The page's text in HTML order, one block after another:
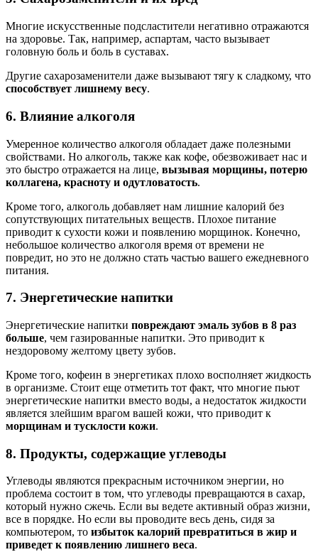
Многие искусственные подсластители негативно отражаются
на здоровье. Так, например, аспартам, часто вызывает
головную боль и боль в суставах.
Другие сахарозаменители даже вызывают тягу к сладкому, что
способствует лишнему весу.
6. Влияние алкоголя
Умеренное количество алкоголя обладает даже полезными
свойствами. Но алкоголь, также как кофе, обезвоживает нас и
это быстро отражается на лице, вызывая морщины, потерю
коллагена, красноту и одутловатость.
Кроме того, алкоголь добавляет нам лишние калорий без
сопутствующих питательных веществ. Плохое питание
приводит к сухости кожи и появлению морщинок. Конечно,
небольшое количество алкоголя время от времени не
повредит, но это не должно стать частью вашего ежедневного
питания.
7. Энергетические напитки
Энергетические напитки повреждают эмаль зубов в 8 раз
больше, чем газированные напитки. Это приводит к
нездоровому желтому цвету зубов.
Кроме того, кофеин в энергетиках плохо восполняет жидкость
в организме. Стоит еще отметить тот факт, что многие пьют
энергетические напитки вместо воды, а недостаток жидкости
является злейшим врагом вашей кожи, что приводит к
морщинам и тусклости кожи.
8. Продукты, содержащие углеводы
Углеводы являются прекрасным источником энергии, но
проблема состоит в том, что углеводы превращаются в сахар,
который нужно сжечь. Если вы ведете активный образ жизни,
все в порядке. Но если вы проводите весь день, сидя за
компьютером, то избыток калорий превратиться в жир и
приведет к появлению лишнего веса.